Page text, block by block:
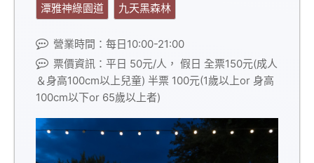
潭雅神綠園道
九天黑森林
營業時間：每日10:00-21:00
票價資訊：平日 50元/人， 假日 全票150元(成人
＆身高100cm以上兒童) 半票 100元(1歲以上or 身高
100cm以下or 65歲以上者)